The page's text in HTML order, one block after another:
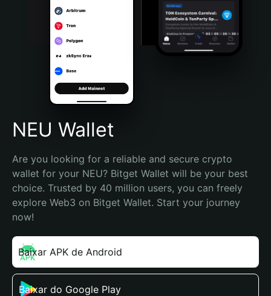
Bahasa Indonesia
Português (Brasil)
Español (Argentina)
NEU Wallet
Are you looking for a reliable and secure crypto
wallet for your NEU? Bitget Wallet will be your best
choice. Trusted by 40 million users, you can freely
explore Web3 on Bitget Wallet. Start your journey
now!
Baixar APK de Android
Baixar do Google Play